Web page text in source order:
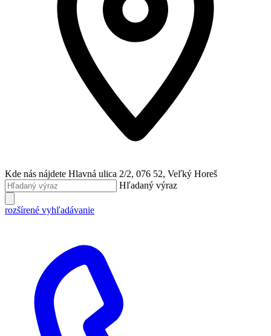
Kde nás nájdete Hlavná ulica 2/2, 076 52, Veľký Horeš
Hľadaný výraz
rozšírené vyhľadávanie